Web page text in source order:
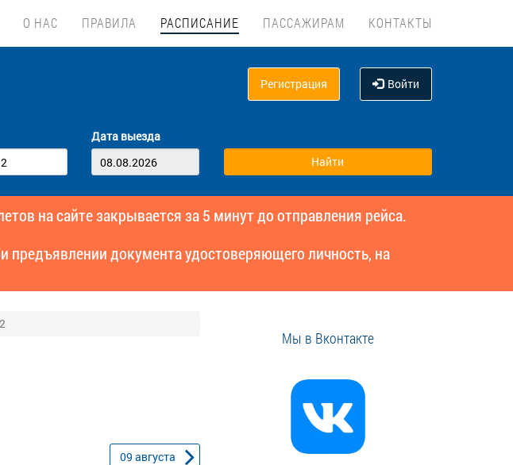
О НАС ПРАВИЛА РАСПИСАНИЕ ПАССАЖИРАМ КОНТАКТЫ
Регистрация Войти
Дата выезда
на сайте закрывается за 5 минут до отправления рейса.
предъявлении документа удостоверяющего личность, на
09 августа
Мы в Вконтакте